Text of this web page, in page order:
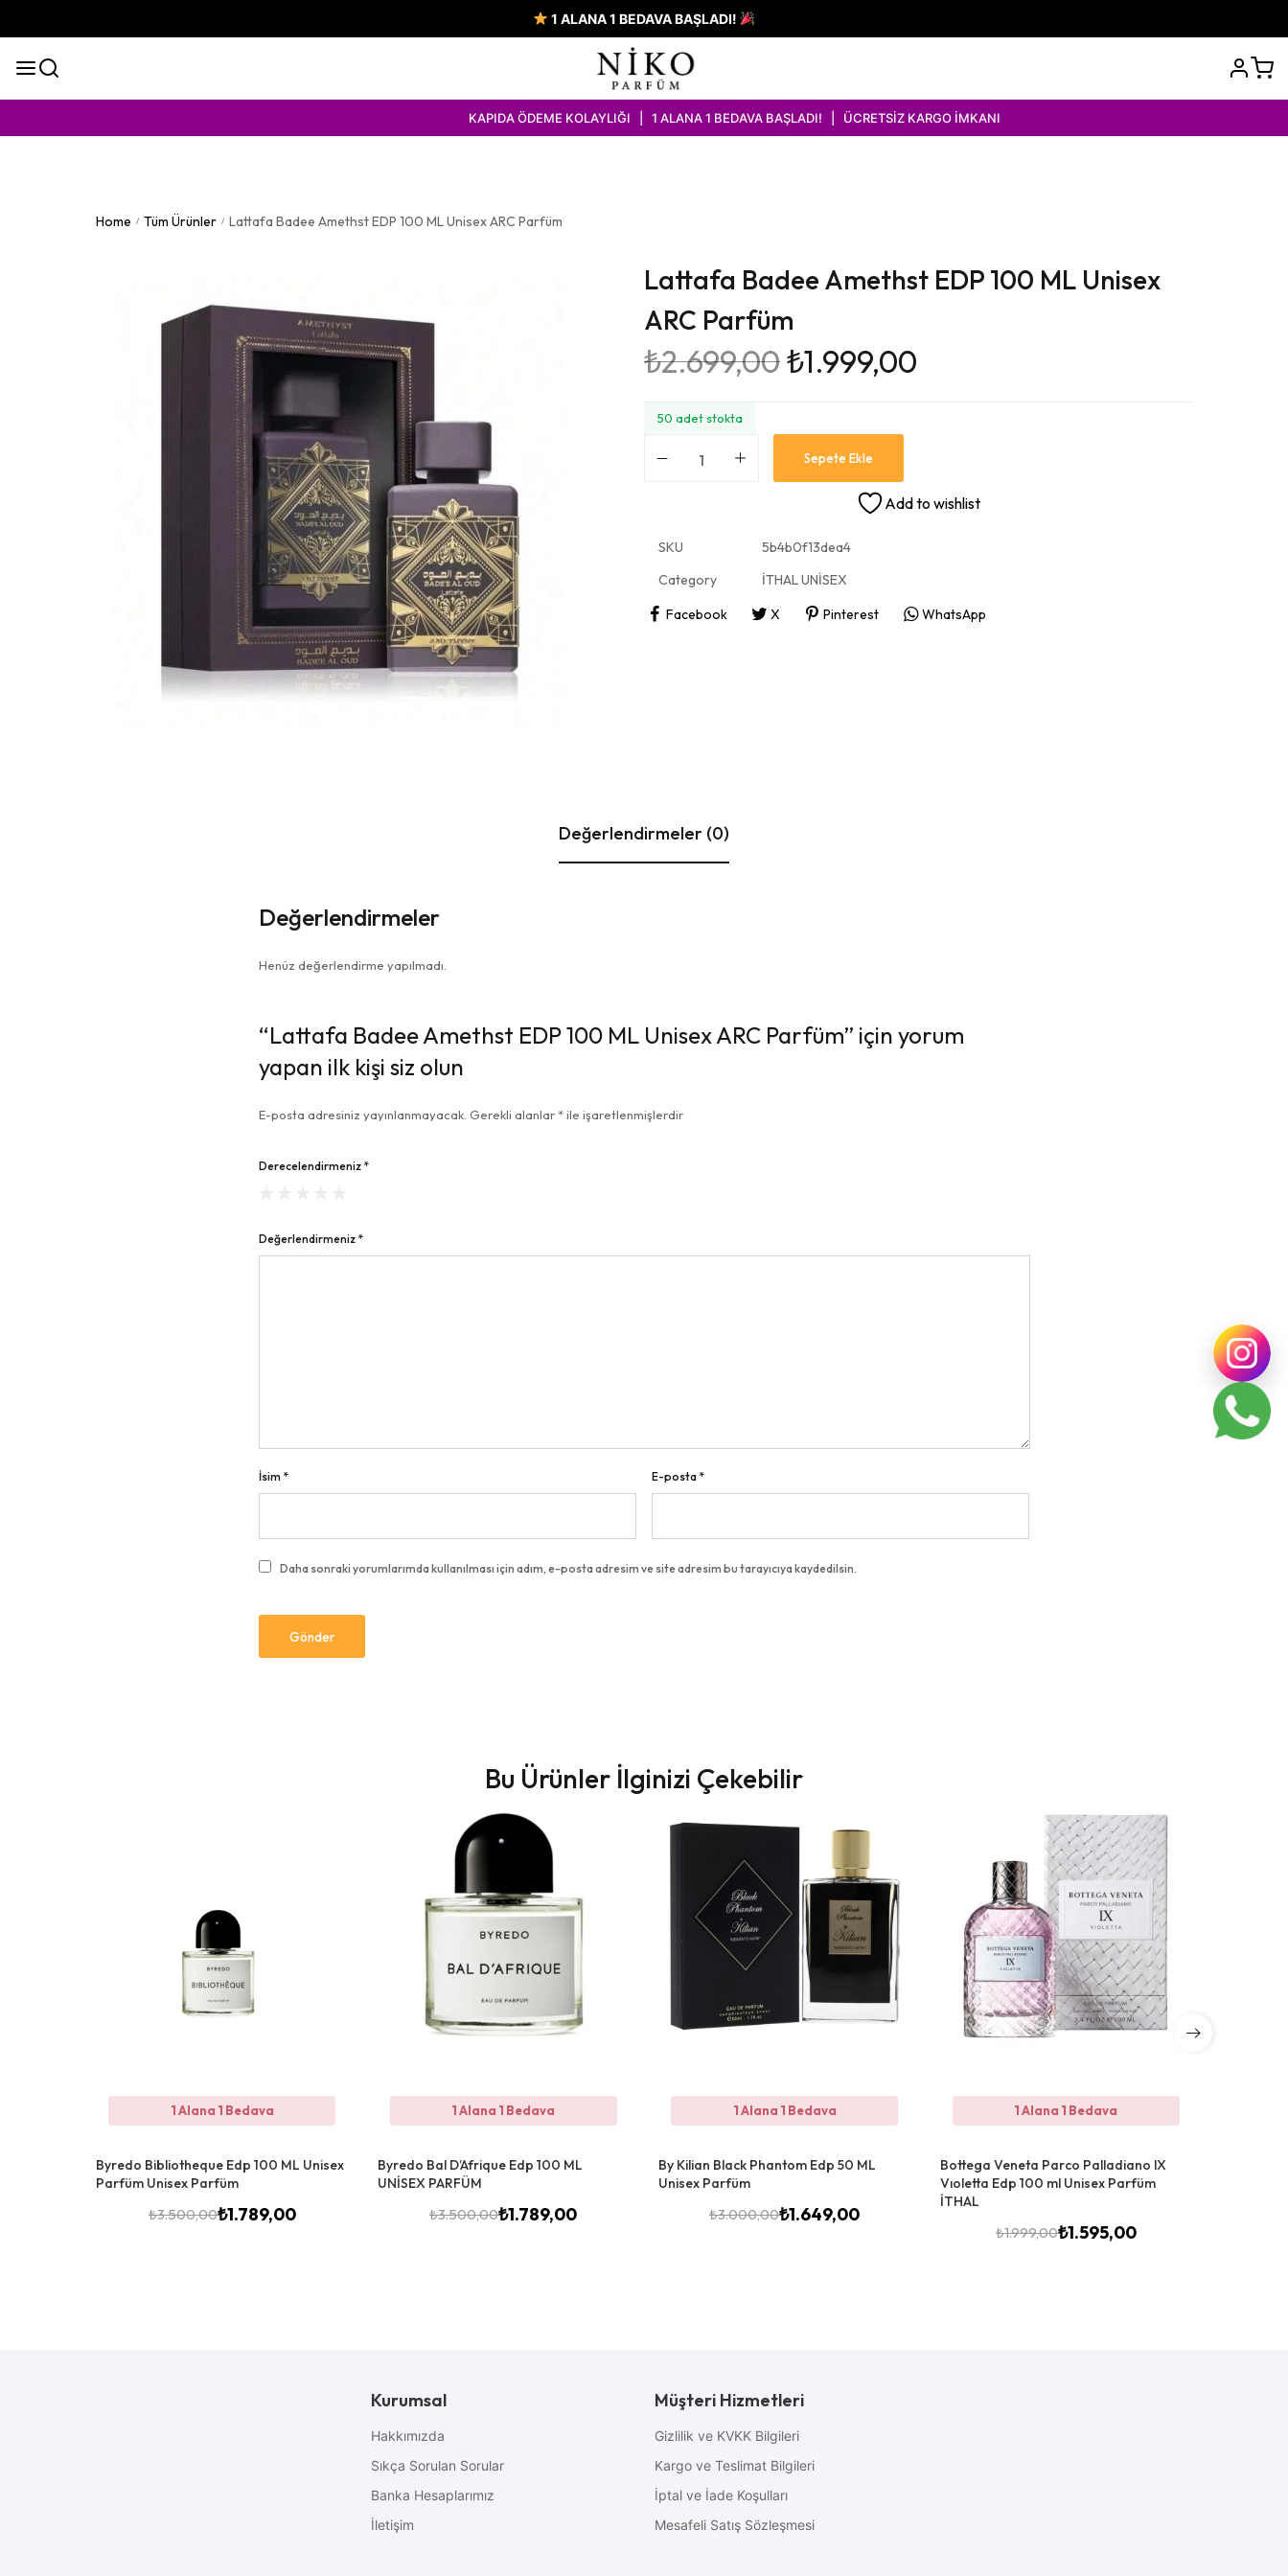
1 ALANA 1 BEDAVA BAŞLADI!
KAPIDA ÖDEME KOLAYLIĞI | 1 ALANA 1 BEDAVA BAŞLADI! | ÜCRETSİZ KARGO İMKANI
Home / Tüm Ürünler / Lattafa Badee Amethst EDP 100 ML Unisex ARC Parfüm
Lattafa Badee Amethst EDP 100 ML Unisex
ARC Parfüm
₺2.699,00₺1.999,00
50 adet stokta
Sepete Ekle
Add to wishlist
SKU
5b4b0f13dea4
Category
İTHAL UNİSEX
Facebook
X Pinterest WhatsApp
Değerlendirmeler (0)
Değerlendirmeler
Henüz değerlendirme yapılmadı.
“Lattafa Badee Amethst EDP 100 ML Unisex ARC Parfüm” için yorum
yapan ilk kişi siz olun
E-posta adresiniz yayınlanmayacak. Gerekli alanlar *ile işaretlenmişlerdir
Derecelendirmeniz *
Değerlendirmeniz *
İsim * E-posta *
Daha sonraki yorumlarımda kullanılması için adım, e-posta adresim ve site adresim bu tarayıcıya kaydedilsin.
Bu Ürünler İlginizi Çekebilir
1 Alana 1 Bedava
Byredo Bibliotheque Edp 100 ML Unisex
Parfüm Unisex Parfüm
₺3.500,00₺1.789,00
1 Alana 1 Bedava
Byredo Bal D’Afrique Edp 100 ML
UNİSEX PARFÜM
₺3.500,00₺1.789,00
1 Alana 1 Bedava
By Kilian Black Phantom Edp 50 ML
Unisex Parfüm
₺3.000,00₺1.649,00
1 Alana 1 Bedava
Bottega Veneta Parco Palladiano lX
Vıoletta Edp 100 ml Unisex Parfüm
İTHAL
₺1.999,00₺1.595,00
Kurumsal
Hakkımızda
Sıkça Sorulan Sorular
Banka Hesaplarımız
İletişim
Müşteri Hizmetleri
Gizlilik ve KVKK Bilgileri
Kargo ve Teslimat Bilgileri
İptal ve İade Koşulları
Mesafeli Satış Sözleşmesi